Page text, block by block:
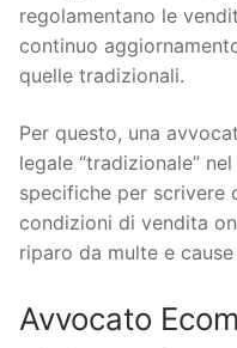
regolamentano le
continuo
quelle tradizionali.
Per questo, una
legale “tradizionale”
specifiche per scrivere
condizioni di vendita
riparo da multe e
Avvocato